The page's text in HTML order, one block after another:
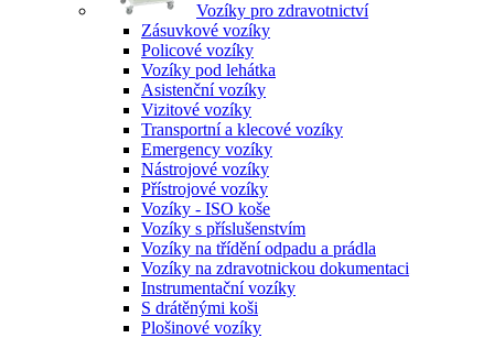
Vozíky pro zdravotnictví
Zásuvkové vozíky
Policové vozíky
Vozíky pod lehátka
Asistenční vozíky
Vizitové vozíky
Transportní a klecové vozíky
Emergency vozíky
Nástrojové vozíky
Přístrojové vozíky
Vozíky - ISO koše
Vozíky s příslušenstvím
Vozíky na třídění odpadu a prádla
Vozíky na zdravotnickou dokumentaci
Instrumentační vozíky
S drátěnými koši
Plošinové vozíky